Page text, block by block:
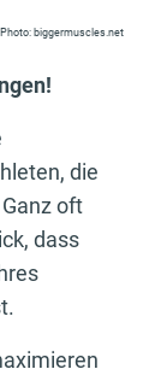
Photo: biggermuscles.net
die
oft
dass